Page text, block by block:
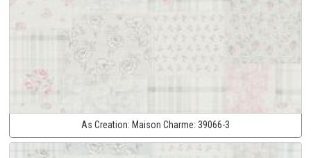
As Creation: Maison Charme: 39066-3